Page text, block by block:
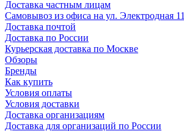
Доставка частным лицам
Самовывоз из офиса на ул. Электродная 11
Доставка почтой
Доставка по России
Курьерская доставка по Москве
Обзоры
Бренды
Как купить
Условия оплаты
Условия доставки
Доставка организациям
Доставка для организаций по России